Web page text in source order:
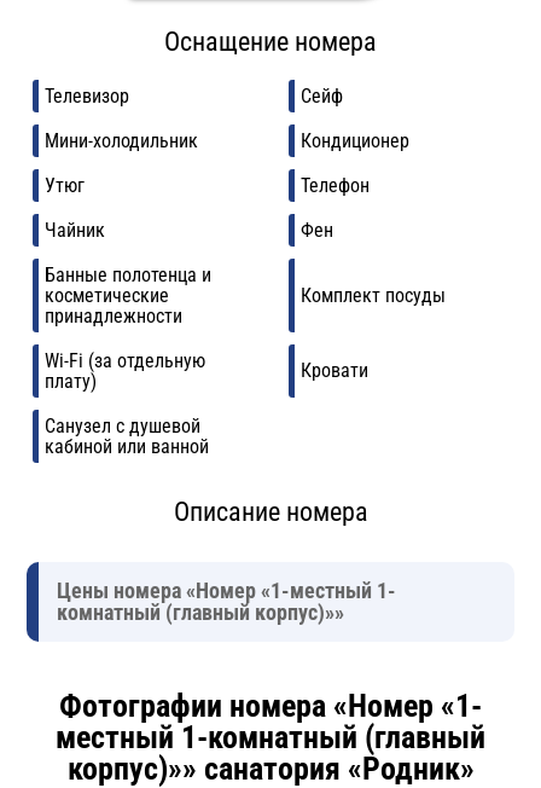
Оснащение номера
Телевизор
Сейф
Мини-холодильник
Кондиционер
Утюг
Телефон
Чайник
Фен
Банные полотенца и
косметические
принадлежности
Комплект посуды
Wi-Fi (за отдельную
плату)
Кровати
Санузел с душевой
кабиной или ванной
Описание номера
Цены номера «Номер «1-местный 1-
комнатный (главный корпус)»»
Фотографии номера «Номер «1-
местный 1-комнатный (главный
корпус)»» санатория «Родник»